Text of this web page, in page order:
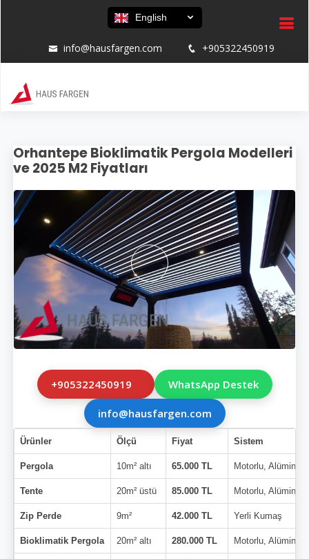
English
info@hausfargen.com +905322450919
Orhantepe Bioklimatik Pergola Modelleri
ve 2025 M2 Fiyatları
+905322450919 WhatsApp Destek
info@hausfargen.com
Ürünler Ölçü Fiyat Sistem
Pergola 10m² altı 65.000 TL Motorlu,
Tente 20m² üstü 85.000 TL Motorlu,
Zip Perde 9m² 42.000 TL Yerli Kumaş
Bioklimatik Pergola 20m² altı 280.000 TL Motorlu,